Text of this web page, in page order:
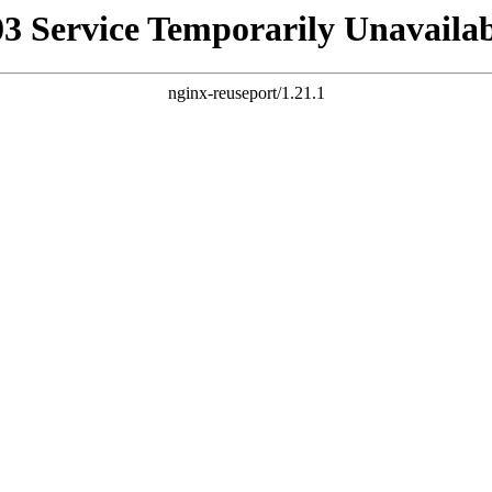
Service Temporarily
nginx-reuseport/1.21.1